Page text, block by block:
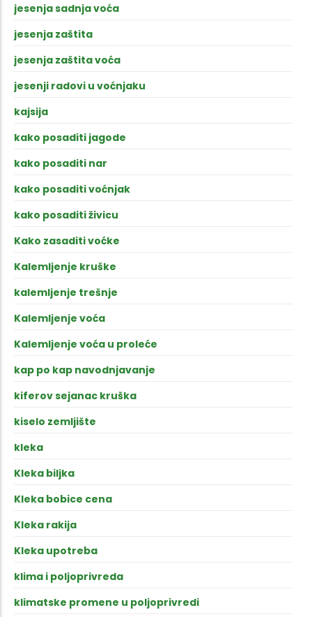
jesenja sadnja voća
jesenja zaštita
jesenja zaštita voća
jesenji radovi u voćnjaku
kajsija
kako posaditi jagode
kako posaditi nar
kako posaditi voćnjak
kako posaditi živicu
Kako zasaditi voćke
Kalemljenje kruške
kalemljenje trešnje
Kalemljenje voća
Kalemljenje voća u proleće
kap po kap navodnjavanje
kiferov sejanac kruška
kiselo zemljište
kleka
Kleka biljka
Kleka bobice cena
Kleka rakija
Kleka upotreba
klima i poljoprivreda
klimatske promene u poljoprivredi